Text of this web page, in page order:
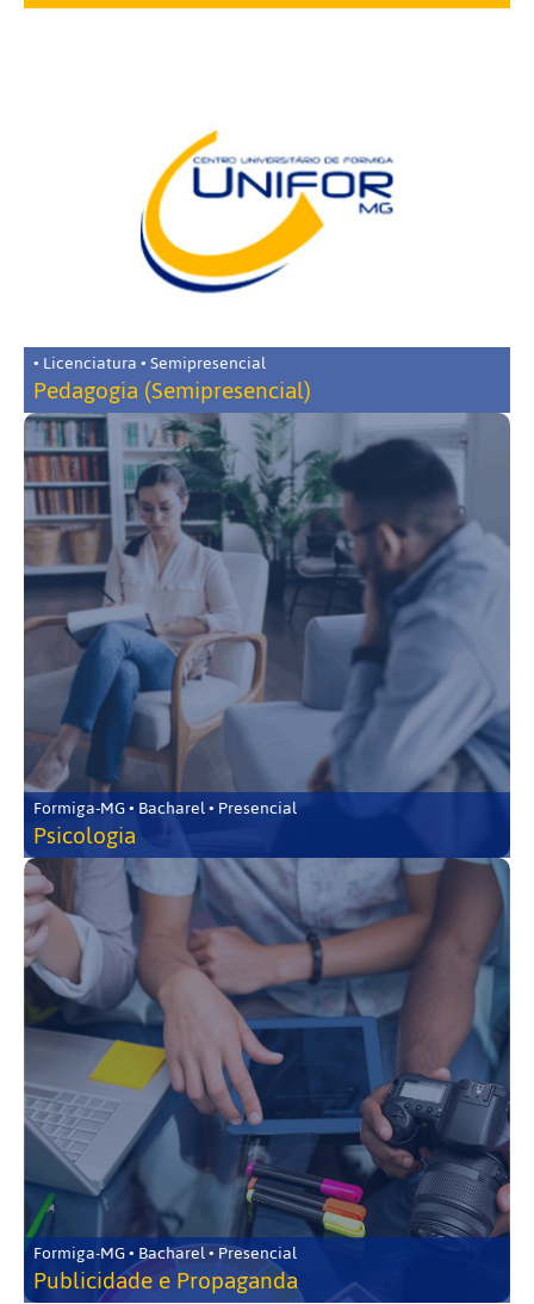
• Licenciatura • Semipresencial
Pedagogia (Semipresencial)
Formiga-MG • Bacharel • Presencial
Psicologia
Formiga-MG • Bacharel • Presencial
Publicidade e Propaganda